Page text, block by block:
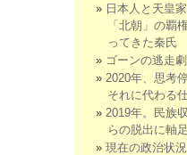
日本人と天皇
「北朝」の覇
ってきた秦氏
ゴーンの逃走
2020年、思考
それに代わる
2019年。民族
らの脱出に軸
現在の政治状